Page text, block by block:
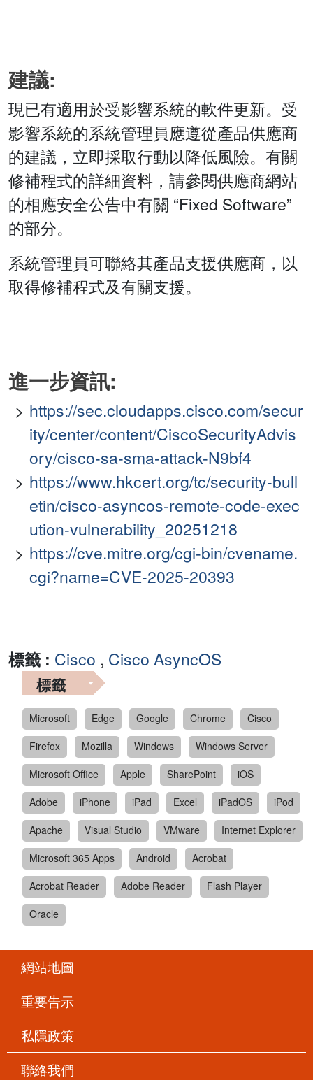
建議:
現已有適用於受影響系統的軟件更新。受
影響系統的系統管理員應遵從產品供應商
的建議，立即採取行動以降低風險。有關
修補程式的詳細資料，請參閱供應商網站
的相應安全公告中有關 “Fixed Software”
的部分。
系統管理員可聯絡其產品支援供應商，以
取得修補程式及有關支援。
進一步資訊:
https://sec.cloudapps.cisco.com/secur
ity/center/content/CiscoSecurityAdvis
ory/cisco-sa-sma-attack-N9bf4
https://www.hkcert.org/tc/security-bull
etin/cisco-asyncos-remote-code-exec
ution-vulnerability_20251218
https://cve.mitre.org/cgi-bin/cvename.
cgi?name=CVE-2025-20393
標籤 : Cisco , Cisco AsyncOS
標籤
Microsoft Edge Google Chrome
Cisco
Firefox
Mozilla Windows
Windows Server
Microsoft Office
Apple SharePoint
iOS
Adobe
iPhone iPad Excel iPadOS
iPod
Apache
Visual Studio VMware
Internet Explorer
Microsoft 365 Apps
Android
Acrobat
Acrobat Reader
Adobe Reader
Flash Player
Oracle
網站地圖
重要告示
私隱政策
聯絡我們